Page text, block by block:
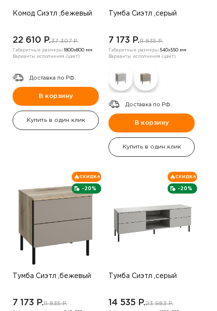
Комод Сиэтл ,бежевый
22 610 P.37 307 P.
Габаритные размеры: 1800х800 мм
Варианты исполнения (цвет):
Доставка по РФ.
В корзину
Купить в один клик
Тумба Сиэтл ,серый
7 173 P.11 835 P.
Габаритные размеры:540х550 мм
Варианты исполнения (цвет):
Доставка по РФ.
В корзину
Купить в один клик
-20%
СКИДКА
Тумба Сиэтл ,бежевый
7 173 P.11 835 P.
-20%
СКИДКА
Тумба Сиэтл ,серый
14 535 P.23 983 P.